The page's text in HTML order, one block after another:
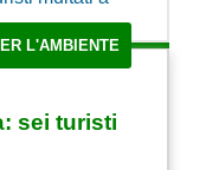
L'AMBIENTE
sei turisti